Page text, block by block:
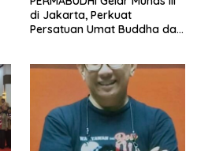
di Jakarta, Perkuat
Persatuan Umat Buddha dan